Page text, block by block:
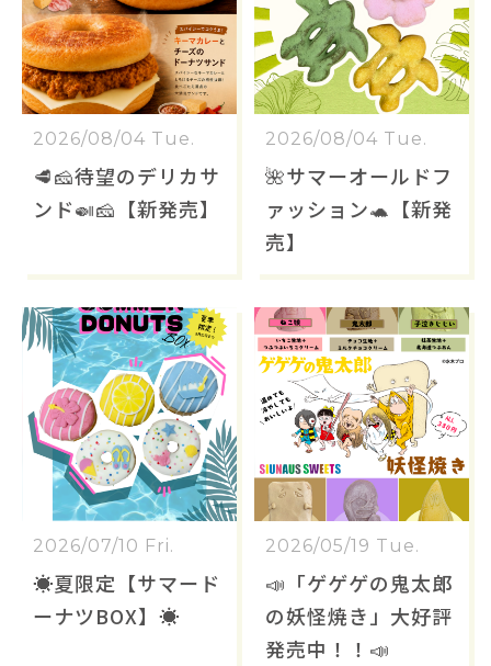
2026/08/04 Tue.
🥩🧀待望のデリカサ
ンド🍛🧀【新発売】
2026/08/04 Tue.
🌺サマーオールドフ
ァッション🐢【新発
売】
2026/07/10 Fri.
☀️夏限定【サマード
ーナツBOX】☀️
2026/05/19 Tue.
📣「ゲゲゲの鬼太郎
の妖怪焼き」大好評
発売中！！📣